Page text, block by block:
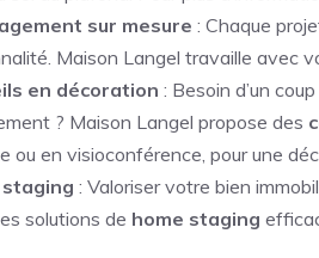
sur mesure : Chaque
Maison Langel travaille avec
en décoration : Besoin d’un
? Maison Langel propose des
ou en visioconférence, pour une
staging : Valoriser votre bien
solutions de home staging